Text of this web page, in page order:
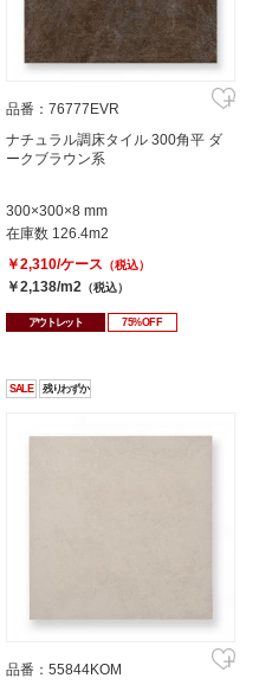
品番：76777EVR
ナチュラル調床タイル 300角平 ダ
ークブラウン系
300×300×8 mm
在庫数 126.4m2
￥2,310/ケース （税込）
￥2,138/m2 （税込）
アウトレット 75%OFF
SALE 残りわずか
品番：55844KOM